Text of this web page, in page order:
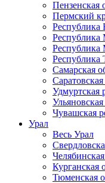
Пензенская
Пермский
Республика
Республика
Республика
Самарская
Саратовская
Удмуртская
Ульяновская
Чувашская
Урал
Весь Урал
Курганская
Тюменская